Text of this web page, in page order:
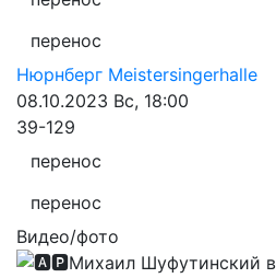
перенос
Нюрнберг Meistersingerhalle
08.10.2023 Вс, 18:00
39-129
перенос
перенос
Видео/фото